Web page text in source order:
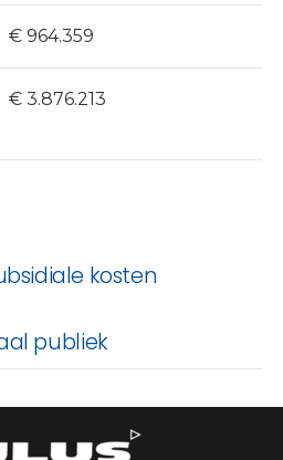
€ 964.359
€ 3.876.213
kosten
publiek